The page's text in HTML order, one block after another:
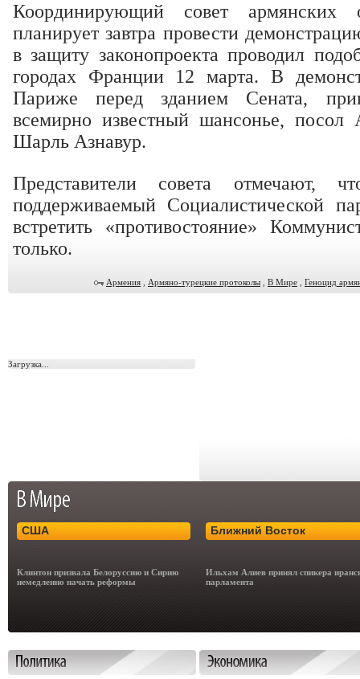
Координирующий совет армянских
планирует завтра провести
в защиту законопроекта проводил
городах Франции 12 марта. В
Париже перед зданием Сената,
всемирно известный шансонье,
Шарль Азнавур.
Представители совета отмечают,
поддерживаемый Социалистической
встретить «противостояние»
только.
Армения Армяно-турецкие протоколы В Мире Геноцид
Загрузка...
США
Клинтон призвала Белоруссию и Сирию
немедленно начать реформы
Ближний Восток
Ильхам Алиев принял спикера
парламента